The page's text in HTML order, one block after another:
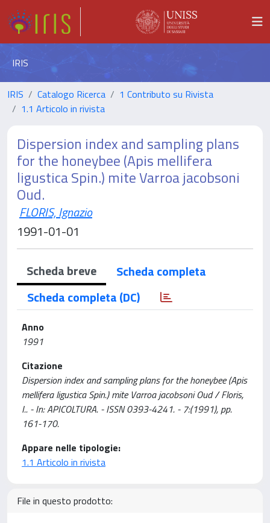
IRIS
IRIS Catalogo Ricerca
1 Contributo su Rivista
1.1 Articolo in rivista
Dispersion index and sampling plans
for the honeybee (Apis mellifera
ligustica Spin.) mite Varroa jacobsoni
Oud.
FLORIS, Ignazio
1991-01-01
Scheda breve
Scheda completa
Scheda completa (DC)
Anno
1991
Citazione
Dispersion index and sampling plans for the honeybee (Apis
mellifera ligustica Spin.) mite Varroa jacobsoni Oud / Floris,
I.. - In: APICOLTURA. - ISSN 0393-4241. - 7:(1991), pp.
161-170.
Appare nelle tipologie:
1.1 Articolo in rivista
File in questo prodotto: